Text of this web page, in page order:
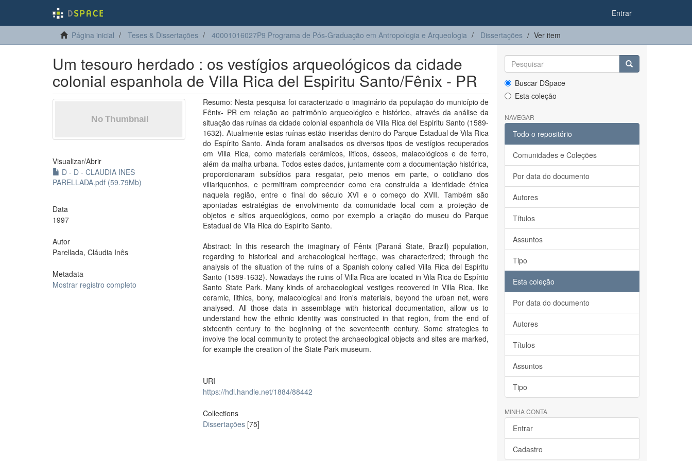
Entrar
Página inicial Teses & Dissertações 40001016027P9 Programa de Pós-Graduação em Antropologia e Arqueologia Dissertações Ver item
Um tesouro herdado : os vestígios arqueológicos da cidade
colonial espanhola de Villa Rica del Espiritu Santo/Fênix - PR
Visualizar/Abrir
D - D - CLAUDIA INES
PARELLADA.pdf (59.79Mb)
Data
1997
Autor
Parellada, Cláudia Inês
Metadata
Mostrar registro completo
Resumo: Nesta pesquisa foi caracterizado o imaginário da população do município de
Fênix- PR em relação ao patrimônio arqueológico e histórico, através da análise da
situação das ruínas da cidade colonial espanhola de Villa Rica del Espiritu Santo (1589-
1632). Atualmente estas ruínas estão inseridas dentro do Parque Estadual de Vila Rica
do Espírito Santo. Ainda foram analisados os diversos tipos de vestígios recuperados
em Villa Rica, como materiais cerâmicos, líticos, ósseos, malacológicos e de ferro,
além da malha urbana. Todos estes dados, juntamente com a documentação histórica,
proporcionaram subsídios para resgatar, peio menos em parte, o cotidiano dos
viliariquenhos, e permitiram compreender como era construída a identidade étnica
naquela região, entre o final do século XVI e o começo do XVII. Também são
apontadas estratégias de envolvimento da comunidade local com a proteção de
objetos e sítios arqueológicos, como por exemplo a criação do museu do Parque
Estadual de Vila Rica do Espírito Santo.
Abstract: In this research the imaginary of Fênix (Paraná State, Brazil) population,
regarding to historical and archaeological heritage, was characterized; through the
analysis of the situation of the ruins of a Spanish colony called Villa Rica del Espiritu
Santo (1589-1632). Nowadays the ruins of Villa Rica are located in Vila Rica do Espírito
Santo State Park. Many kinds of archaeological vestiges recovered in Villa Rica, like
ceramic, lithics, bony, malacological and iron's materials, beyond the urban net, were
analysed. All those data in assemblage with historical documentation, allow us to
understand how the ethnic identity was constructed in that region, from the end of
sixteenth century to the beginning of the seventeenth century. Some strategies to
involve the local community to protect the archaeological objects and sites are marked,
for example the creation of the State Park museum.
URI
https://hdl.handle.net/1884/88442
Collections
Dissertações [75]
Buscar DSpace
Esta coleção
NAVEGAR
Todo o repositório
Comunidades e Coleções
Por data do documento
Autores
Títulos
Assuntos
Tipo
Esta coleção
Por data do documento
Autores
Títulos
Assuntos
Tipo
MINHA CONTA
Entrar
Cadastro